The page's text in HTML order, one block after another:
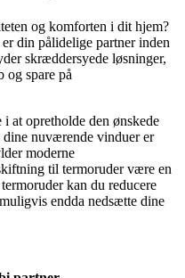
og komforten i dit hjem?
din pålidelige partner inden
skræddersyede løsninger,
og spare på
at opretholde den ønskede
nuværende vinduer er
moderne
til termoruder være en
kan du reducere
endda nedsætte dine